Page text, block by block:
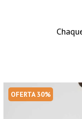
OFERTA 30%